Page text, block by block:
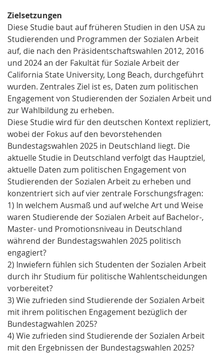
Zielsetzungen
Diese Studie baut auf früheren Studien in den USA zu
Studierenden und Programmen der Sozialen Arbeit
auf, die nach den Präsidentschaftswahlen 2012, 2016
und 2024 an der Fakultät für Soziale Arbeit der
California State University, Long Beach, durchgeführt
wurden. Zentrales Ziel ist es, Daten zum politischen
Engagement von Studierenden der Sozialen Arbeit und
zur Wahlbildung zu erheben.
Diese Studie wird für den deutschen Kontext repliziert,
wobei der Fokus auf den bevorstehenden
Bundestagswahlen 2025 in Deutschland liegt. Die
aktuelle Studie in Deutschland verfolgt das Hauptziel,
aktuelle Daten zum politischen Engagement von
Studierenden der Sozialen Arbeit zu erheben und
konzentriert sich auf vier zentrale Forschungsfragen:
1) In welchem Ausmaß und auf welche Art und Weise
waren Studierende der Sozialen Arbeit auf Bachelor-,
Master- und Promotionsniveau in Deutschland
während der Bundestagswahlen 2025 politisch
engagiert?
2) Inwiefern fühlen sich Studenten der Sozialen Arbeit
durch ihr Studium für politische Wahlentscheidungen
vorbereitet?
3) Wie zufrieden sind Studierende der Sozialen Arbeit
mit ihrem politischen Engagement bezüglich der
Bundestagwahlen 2025?
4) Wie zufrieden sind Studierende der Sozialen Arbeit
mit den Ergebnissen der Bundestagswahlen 2025?